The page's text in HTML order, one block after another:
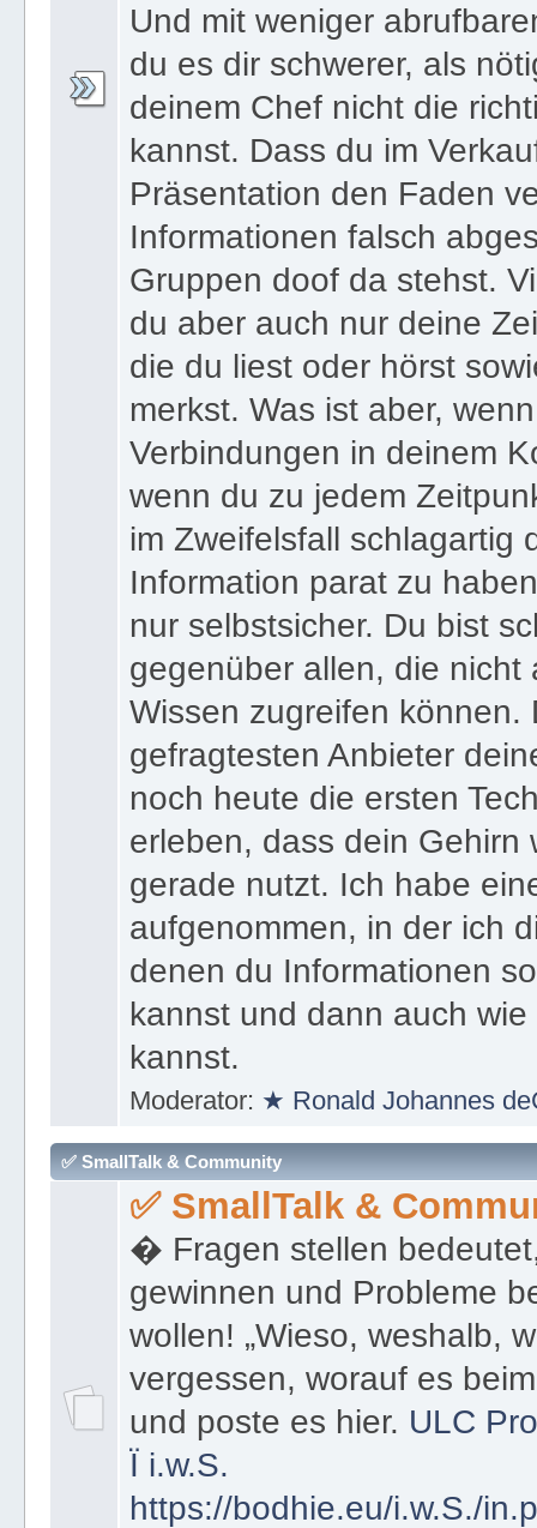
Und mit weniger
du es dir schwerer, als
deinem Chef nicht die
kannst. Dass du im
Präsentation den Faden
Informationen falsch
Gruppen doof da stehst.
du aber auch nur deine
die du liest oder hörst
merkst. Was ist aber,
Verbindungen in deinem
wenn du zu jedem
im Zweifelsfall schlagartig
Information parat zu
nur selbstsicher. Du bist
gegenüber allen, die nicht
Wissen zugreifen können.
gefragtesten Anbieter
noch heute die ersten
erleben, dass dein Gehirn
gerade nutzt. Ich habe
aufgenommen, in der ich
denen du Informationen
kannst und dann auch
kannst.
Moderator: ★ Ronald Johannes
✅ SmallTalk & Community
✅ SmallTalk &
� Fragen stellen
gewinnen und Probleme
wollen! „Wieso, weshalb,
vergessen, worauf es
und poste es hier. ULC
Ï i.w.S.
https://bodhie.eu/i.w.S./